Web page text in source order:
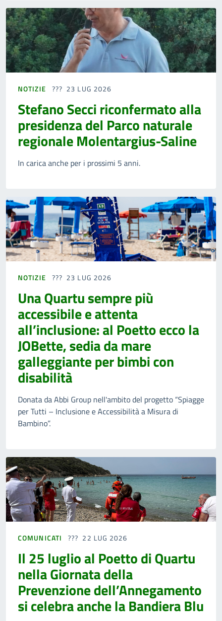
NOTIZIE 23 LUG 2026
Stefano Secci riconfermato alla
presidenza del Parco naturale
regionale Molentargius-Saline
In carica anche per i prossimi 5 anni.
NOTIZIE 23 LUG 2026
Una Quartu sempre più
accessibile e attenta
all’inclusione: al Poetto ecco la
JOBette, sedia da mare
galleggiante per bimbi con
disabilità
Donata da Abbi Group nell'ambito del progetto “Spiagge
per Tutti – Inclusione e Accessibilità a Misura di
Bambino”.
COMUNICATI 22 LUG 2026
Il 25 luglio al Poetto di Quartu
nella Giornata della
Prevenzione dell’Annegamento
si celebra anche la Bandiera Blu